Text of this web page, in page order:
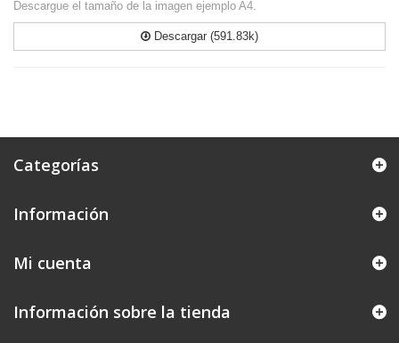
Descargue el tamaño de la imagen ejemplo A4.
Descargar (591.83k)
Categorías
Información
Mi cuenta
Información sobre la tienda